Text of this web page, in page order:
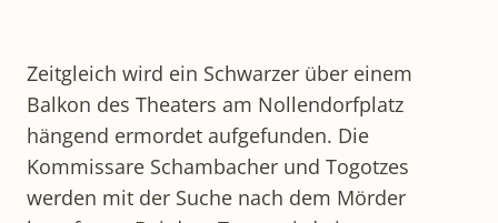
Zeitgleich wird ein Schwarzer über einem
Balkon des Theaters am Nollendorfplatz
hängend ermordet aufgefunden. Die
Kommissare Schambacher und Togotzes
werden mit der Suche nach dem Mörder